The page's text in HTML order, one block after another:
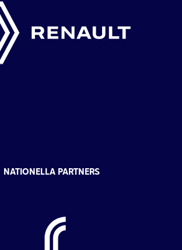
NATIONELLA PARTNERS